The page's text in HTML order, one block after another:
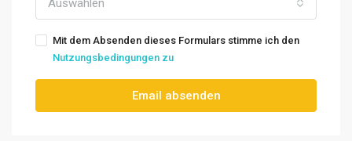
Auswählen
Mit dem Absenden dieses Formulars stimme ich den
Nutzungsbedingungen zu
Email absenden